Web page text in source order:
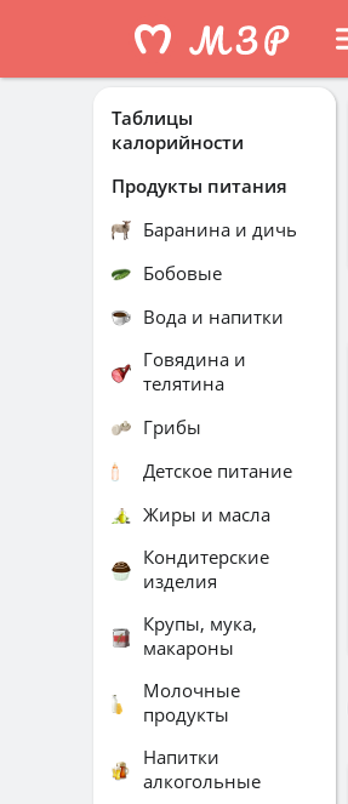
Таблицы
калорийности
Продукты питания
Баранина и дичь
Бобовые
Вода и напитки
Говядина и
телятина
Грибы
Детское питание
Жиры и масла
Кондитерские
изделия
Крупы, мука,
макароны
Молочные
продукты
Напитки
алкогольные